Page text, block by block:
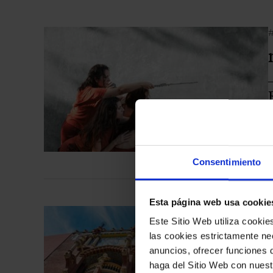
Consentimiento
Esta página web usa
Este Sitio Web utiliza
las cookies estrictamente
anuncios, ofrecer funciones
haga del Sitio Web con